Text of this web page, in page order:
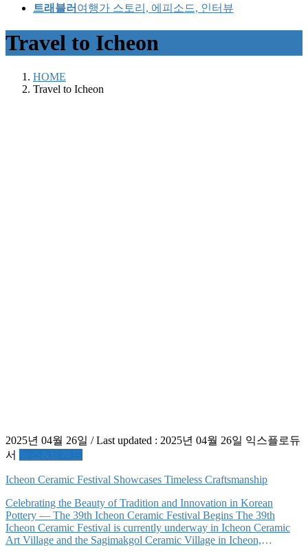
트래블러 여행가 스토리, 에피소드, 인터뷰
Travel to Icheon
HOME
Travel to Icheon
2025년 04월 26일 / Last updated : 2025년 04월 26일 익스플로듀
서
Icheon Ceramic Festival Showcases Timeless Craftsmanship
Celebrating the Beauty of Tradition and Innovation in Korean
Pottery — The 39th Icheon Ceramic Festival Begins The 39th
Icheon Ceramic Festival is currently underway in Icheon Ceramic
Art Village and the Sagimakgol Ceramic Village in Icheon,